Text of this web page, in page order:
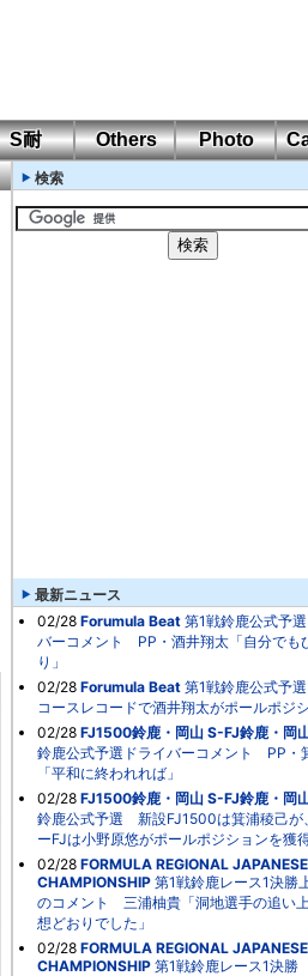
S耐 Others Photo
検索
最新ニュース
02/28 Forumula Beat 第1戦鈴鹿公式予
バーコメント PP・酒井翔太「自分でも
り」
02/28 Forumula Beat 第1戦鈴鹿公式予
コースレコードで酒井翔太がポールポジ
02/28 FJ1500鈴鹿・岡山 S-FJ鈴鹿・岡
鈴鹿公式予選ドライバーコメント PP・
「平和に終われれば」
02/28 FJ1500鈴鹿・岡山 S-FJ鈴鹿・岡
鈴鹿公式予選 新設FJ1500は箕浦稜己が
ーFJは小野原悠がポールポジションを獲
02/28 FORMULA REGIONAL JAPANESE
CHAMPIONSHIP 第1戦鈴鹿レース1決勝
のコメント 三浦柚貴「洞地選手の追い
想どおりでした」
02/28 FORMULA REGIONAL JAPANESE
CHAMPIONSHIP 第1戦鈴鹿レース1決